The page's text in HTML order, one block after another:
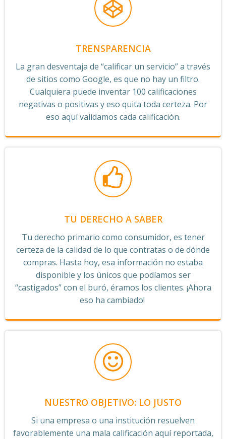
TRENSPARENCIA
La gran desventaja de “calificar un servicio” a través
de sitios como Google, es que no hay un filtro.
Cualquiera puede inventar 100 calificaciones
negativas o positivas y eso quita toda certeza. Por
eso aquí validamos cada calificación.
TU DERECHO A SABER
Tu derecho primario como consumidor, es tener
certeza de la calidad de lo que contratas o de dónde
compras. Hasta hoy, esa información no estaba
disponible y los únicos que podíamos ser
“castigados” con el buró, éramos los clientes. ¡Ahora
eso ha cambiado!
NUESTRO OBJETIVO: LO JUSTO
Si una empresa o una institución resuelven
favorablemente una mala calificación aquí reportada,